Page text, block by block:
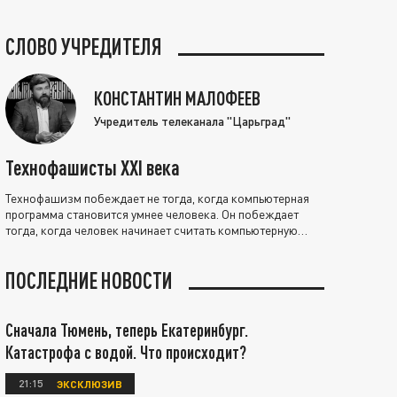
СЛОВО УЧРЕДИТЕЛЯ
КОНСТАНТИН МАЛОФЕЕВ
Учредитель телеканала "Царьград"
Технофашисты XXI века
Технофашизм побеждает не тогда, когда компьютерная
программа становится умнее человека. Он побеждает
тогда, когда человек начинает считать компьютерную
ПОСЛЕДНИЕ НОВОСТИ
Сначала Тюмень, теперь Екатеринбург.
Катастрофа с водой. Что происходит?
21:15 ЭКСКЛЮЗИВ